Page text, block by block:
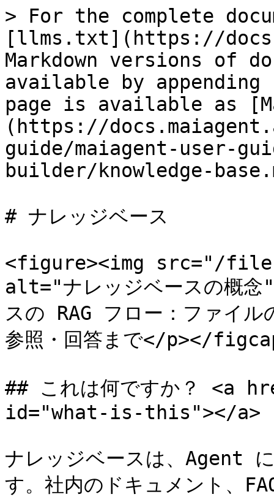
> For the complete
[llms.txt](https://
Markdown versions of
available by
page is available as
(https://
guide/maiagent-user-
builder/knowledge-
# ナレッジベース
<figure><img src="/files/
alt="ナレッジベースの概
スの RAG フロー：ファイ
参照・回答まで</p></
## これは何ですか？ <a
id="what-is-this"></a>
ナレッジベースは、Agent
す。社内のドキュメント、